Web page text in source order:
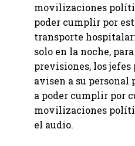
movilizaciones
poder cumplir por
transporte
solo en la noche,
previsiones, los
avisen a su personal
a poder cumplir por
movilizaciones
el audio.